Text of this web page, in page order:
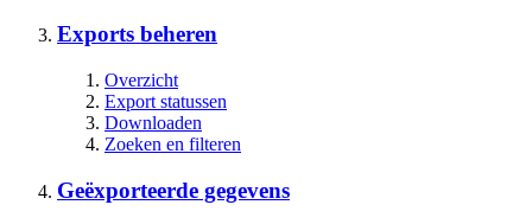
Exports beheren
Overzicht
Export statussen
Downloaden
Zoeken en filteren
Geëxporteerde gegevens